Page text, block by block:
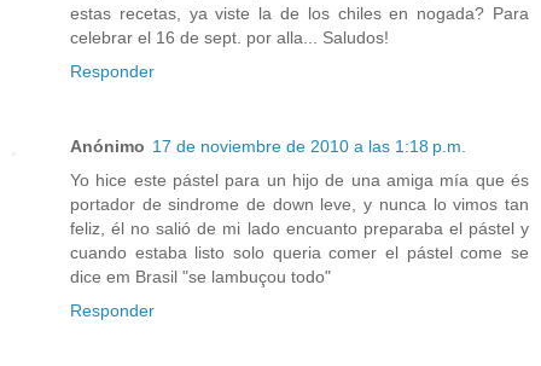
estas recetas, ya viste la de los chiles en nogada? Para
celebrar el 16 de sept. por alla... Saludos!
Responder
Anónimo 17 de noviembre de 2010 a las 1:18 p.m.
Yo hice este pástel para un hijo de una amiga mía que és
portador de sindrome de down leve, y nunca lo vimos tan
feliz, él no salió de mi lado encuanto preparaba el pástel y
cuando estaba listo solo queria comer el pástel come se
dice em Brasil "se lambuçou todo"
Responder